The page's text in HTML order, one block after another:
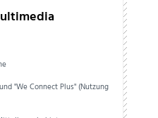
"We Connect Plus" (Nutzung